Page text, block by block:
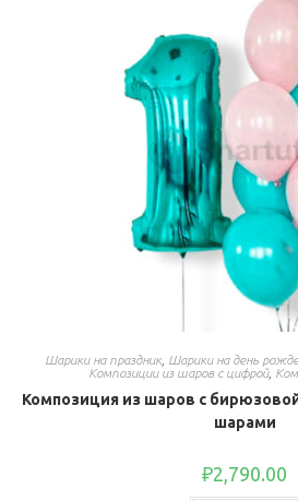
Шарики на праздник, Шарики на день
Композиции из шаров с цифрой,
Композиция из шаров с
шарами
₽2,790.00